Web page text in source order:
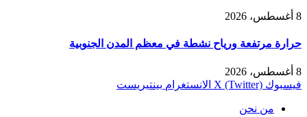
8 أغسطس، 2026
حرارة مرتفعة ورياح نشطة في معظم المدن الجنوبية
8 أغسطس، 2026
فيسبوك X (Twitter) الانستغرام بينتيريست
من نحن